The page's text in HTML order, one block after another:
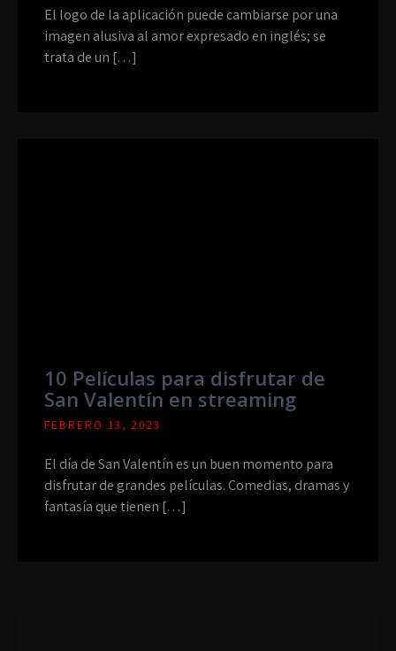
El logo de la aplicación puede cambiarse por una
imagen alusiva al amor expresado en inglés; se
trata de un […]
10 Películas para disfrutar de
San Valentín en streaming
FEBRERO 13, 2023
El día de San Valentín es un buen momento para
disfrutar de grandes películas. Comedias, dramas y
fantasía que tienen […]